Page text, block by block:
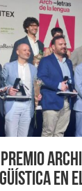
Premio
en